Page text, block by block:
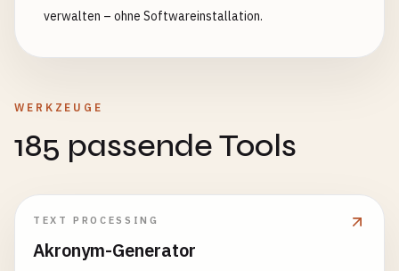
verwalten – ohne Softwareinstallation.
WERKZEUGE
185 passende Tools
TEXT PROCESSING
Akronym-Generator